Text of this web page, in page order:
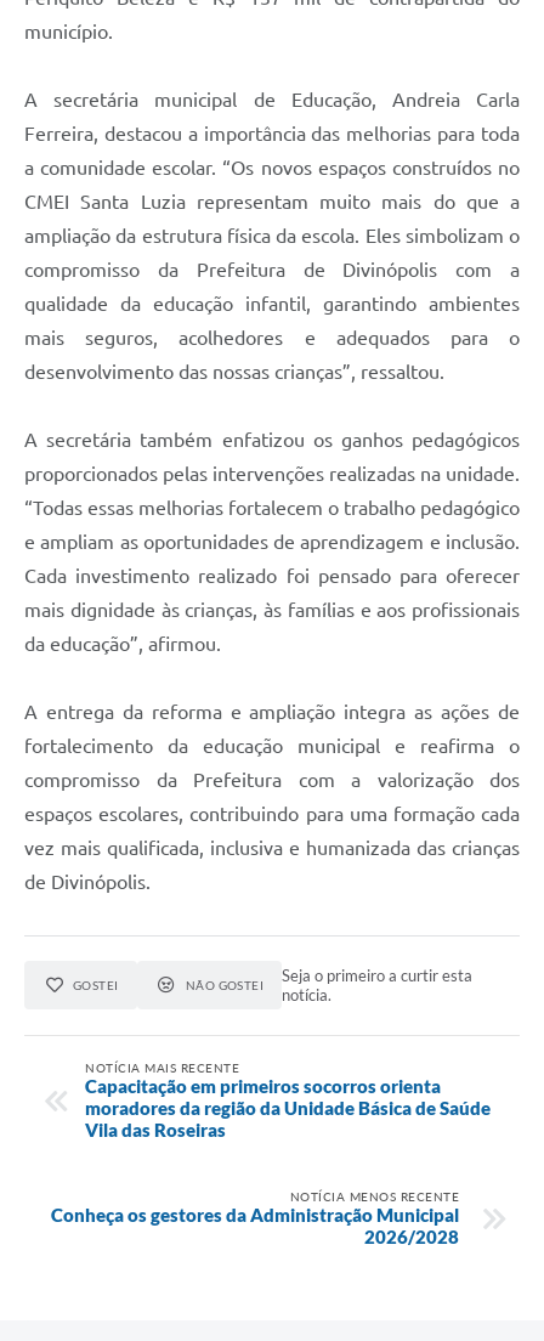
município.
A secretária municipal de Educação, Andreia Carla
Ferreira, destacou a importância das melhorias para toda
a comunidade escolar. “Os novos espaços construídos no
CMEI Santa Luzia representam muito mais do que a
ampliação da estrutura física da escola. Eles simbolizam o
compromisso da Prefeitura de Divinópolis com a
qualidade da educação infantil, garantindo ambientes
mais seguros, acolhedores e adequados para o
desenvolvimento das nossas crianças”, ressaltou.
A secretária também enfatizou os ganhos pedagógicos
proporcionados pelas intervenções realizadas na unidade.
“Todas essas melhorias fortalecem o trabalho pedagógico
e ampliam as oportunidades de aprendizagem e inclusão.
Cada investimento realizado foi pensado para oferecer
mais dignidade às crianças, às famílias e aos profissionais
da educação”, afirmou.
A entrega da reforma e ampliação integra as ações de
fortalecimento da educação municipal e reafirma o
compromisso da Prefeitura com a valorização dos
espaços escolares, contribuindo para uma formação cada
vez mais qualificada, inclusiva e humanizada das crianças
de Divinópolis.
GOSTEI NÃO GOSTEI
Seja o primeiro a curtir esta
notícia.
NOTÍCIA MAIS RECENTE
Capacitação em primeiros socorros orienta
moradores da região da Unidade Básica de Saúde
Vila das Roseiras
NOTÍCIA MENOS RECENTE
Conheça os gestores da Administração Municipal
2026/2028